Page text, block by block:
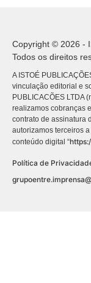
Copyright © 2026 -
Todos os direitos
A ISTOÉ
vinculação editorial e
PUBLICACÕES LTDA
realizamos cobranças
contrato de assinatura
autorizamos terceiros
conteúdo digital “
Política de